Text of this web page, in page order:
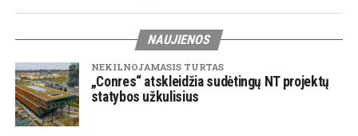
NAUJIENOS
NEKILNOJAMASIS TURTAS
„Conres“ atskleidžia sudėtingų NT projektų
statybos užkulisius